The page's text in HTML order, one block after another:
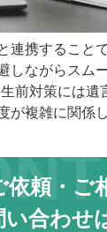
連携すること
しながらスム
前対策には遺
が複雑に関係
依頼・ご
い合わせ
音声操作
音声でサイトを操作（
色の彩度
低彩度・高彩度・白黒
リンク下線
リンクに下線を付与